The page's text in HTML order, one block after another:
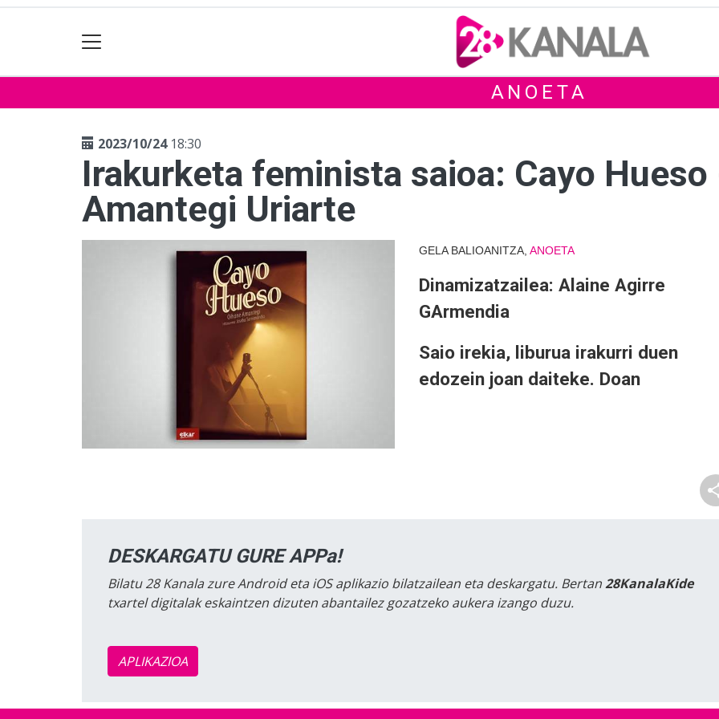
ANOETA
2023/10/2418:30
Irakurketa feminista saioa: Cayo Hueso
Amantegi Uriarte
GELA BALIOANITZA, ANOETA
Dinamizatzailea: Alaine Agirre
GArmendia
Saio irekia, liburua irakurri duen
edozein joan daiteke. Doan
DESKARGATU GURE APPa!
Bilatu 28 Kanala zure Android eta iOS aplikazio bilatzailean eta deskargatu. Bertan28KanalaKide
txartel digitalak eskaintzen dizuten abantailez gozatzeko aukera izango duzu.
APLIKAZIOA